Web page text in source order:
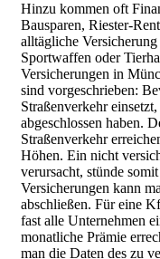
Hinzu kommen oft
Bausparen, Riester-
alltägliche
Sportwaffen oder
Versicherungen in
sind vorgeschrieben:
Straßenverkehr
abgeschlossen haben.
Straßenverkehr
Höhen. Ein nicht
verursacht, stünde
Versicherungen kann
abschließen. Für eine
fast alle Unternehmen
monatliche Prämie
man die Daten des zu